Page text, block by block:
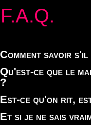
F.A.Q.
Comment savoir
Qu'est-ce que le
?
Est-ce qu'on rit,
Et si je ne sais